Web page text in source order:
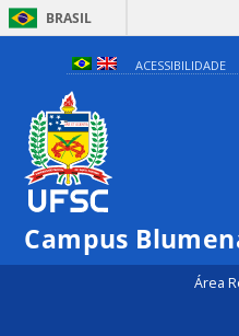
BRASIL
ACESSIBILIDADE
Campus
Área